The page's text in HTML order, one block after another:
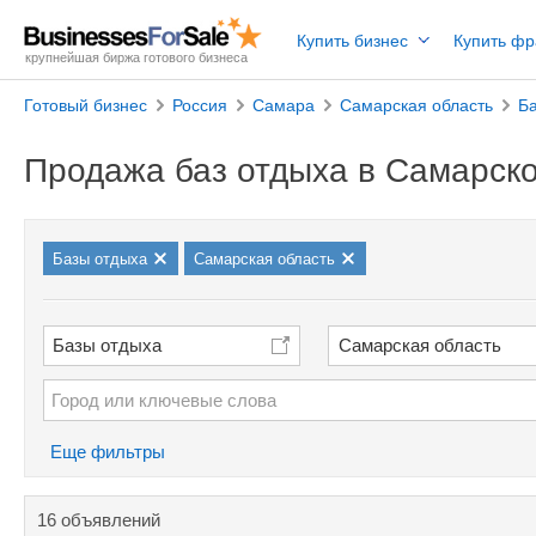
крупнейшая биржа готового бизнеса
Купить бизнес Купить
Готовый бизнес Россия Самара Самарская область
Продажа баз отдыха в
Базы отдыха Самарская область
Базы отдыха Самарская область
Еще фильтры
16 объявлений